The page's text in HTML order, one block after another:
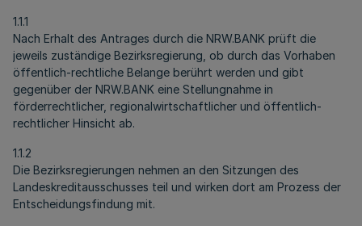
1.1.1
Nach Erhalt des Antrages durch die NRW.BANK prüft die
jeweils zuständige Bezirksregierung, ob durch das Vorhaben
öffentlich-rechtliche Belange berührt werden und gibt
gegenüber der NRW.BANK eine Stellungnahme in
förderrechtlicher, regionalwirtschaftlicher und öffentlich-
rechtlicher Hinsicht ab.
1.1.2
Die Bezirksregierungen nehmen an den Sitzungen des
Landeskreditausschusses teil und wirken dort am Prozess der
Entscheidungsfindung mit.